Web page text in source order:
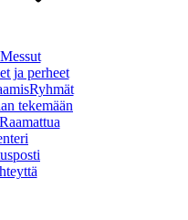
Messut
ja perheet
tekemään